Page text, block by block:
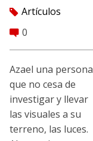
Vjspain
Ayuda
Contacto
Entrar
tag Artículos
comment 0
Azael una persona
que no cesa de
investigar y llevar
las visuales a su
terreno, las luces.